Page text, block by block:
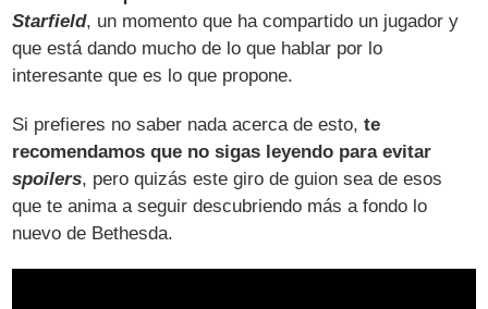
Starfield, un momento que ha compartido un jugador y
que está dando mucho de lo que hablar por lo
interesante que es lo que propone.
Si prefieres no saber nada acerca de esto,te
recomendamos que no sigas leyendo para evitar
spoilers, pero quizás este giro de guion sea de esos
que te anima a seguir descubriendo más a fondo lo
nuevo de Bethesda.